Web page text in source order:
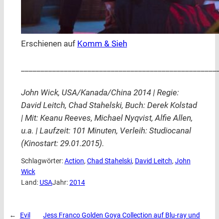
Erschienen auf Komm & Sieh
John Wick, USA/Kanada/China 2014 | Regie:
David Leitch, Chad Stahelski, Buch: Derek Kolstad
| Mit: Keanu Reeves, Michael Nyqvist, Alfie Allen,
u.a. | Laufzeit: 101 Minuten, Verleih: Studiocanal
(Kinostart: 29.01.2015).
Schlagwörter:Action, Chad Stahelski, David Leitch, John
Wick
Land: USAJahr:2014
←
Evil
Jess Franco Golden Goya Collection auf Blu-ray und